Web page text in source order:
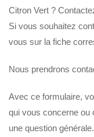
Citron Vert ?
Si vous souhaitez
vous sur la fiche
Nous prendrons
Avec ce formulaire,
qui vous concerne ou
une question générale.